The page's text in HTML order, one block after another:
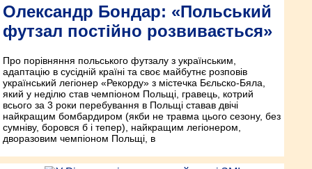
Олександр Бондар: «Польський
футзал постійно розвивається»
Про порівняння польського футзалу з українським,
адаптацію в сусідній країні та своє майбутнє розповів
український легіонер «Рекорду» з містечка Бєльско-Бяла,
який у неділю став чемпіоном Польщі, гравець, котрий
всього за 3 роки перебування в Польщі ставав двічі
найкращим бомбардиром (якби не травма цього сезону, без
сумніву, боровся б і тепер), найкращим легіонером,
дворазовим чемпіоном Польщі, в